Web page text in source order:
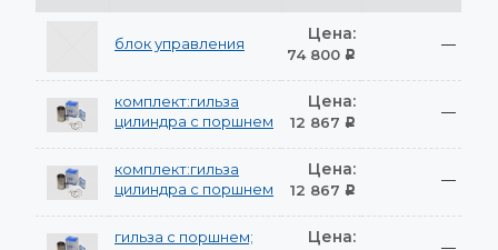
блок управления Цена:
74 800 Р
—
комплект:гильза
цилиндра с поршнем
Цена:
12 867 Р
—
комплект:гильза
цилиндра с поршнем
Цена:
12 867 Р
—
гильза с поршнем;
Цена: